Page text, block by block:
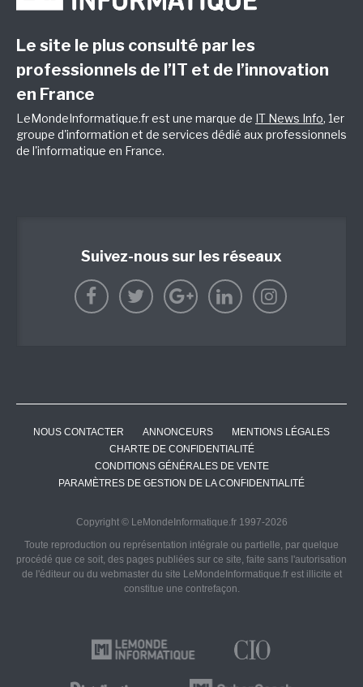
Le site le plus consulté par les
professionnels de l’IT et de l’innovation
en France
LeMondeInformatique.fr est une marque de IT News Info, 1er
groupe d'information et de services dédié aux professionnels
de l'informatique en France.
Suivez-nous sur les réseaux
NOUS CONTACTER ANNONCEURS
MENTIONS LÉGALES
CHARTE DE CONFIDENTIALITÉ
CONDITIONS GÉNÉRALES DE VENTE
PARAMÈTRES DE GESTION DE LA CONFIDENTIALITÉ
Copyright © LeMondeInformatique.fr 1997-2026
Toute reproduction ou représentation intégrale ou partielle, par quelque
procédé que ce soit, des pages publiées sur ce site, faite sans l'autorisation
de l'éditeur ou du webmaster du site LeMondeInformatique.fr est illicite et
constitue une contrefaçon.